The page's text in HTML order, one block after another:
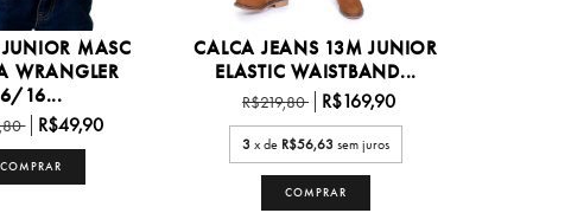
JUNIOR MASC
WRANGLER
6/16...
R$49,90
COMPRAR
CALCA JEANS 13M JUNIOR
ELASTIC WAISTBAND...
R$219,80 R$169,90
3 x de R$56,63 sem juros
COMPRAR